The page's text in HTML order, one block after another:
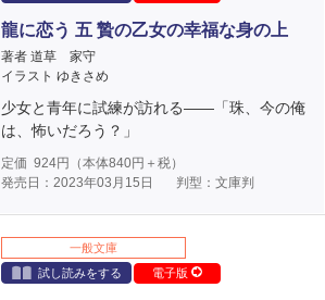
龍に恋う 五 贄の乙女の幸福な身の上
著者 道草 家守
イラスト ゆきさめ
少女と青年に試練が訪れる――「珠、今の俺
は、怖いだろう？」
定価 924円（本体840円＋税）
発売日：2023年03月15日
判型：文庫判
一般文庫
試し読みをする
電子版